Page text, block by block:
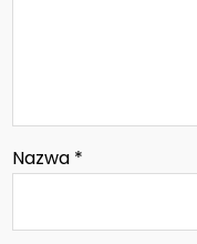
Nazwa *